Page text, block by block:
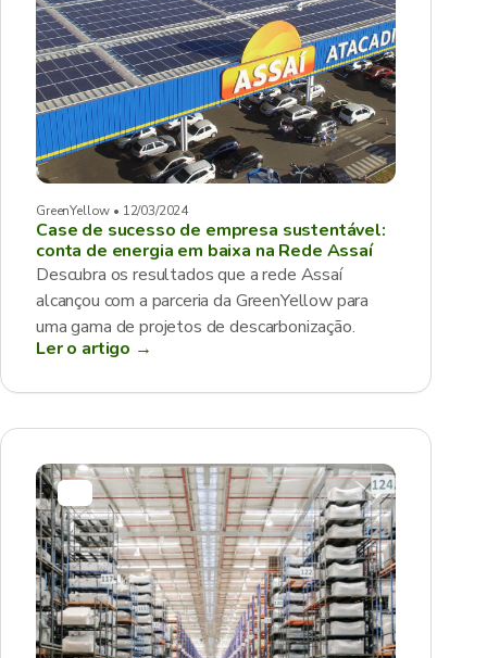
GreenYellow • 12/03/2024
Case de sucesso de empresa sustentável:
conta de energia em baixa na Rede Assaí
Descubra os resultados que a rede Assaí
alcançou com a parceria da GreenYellow para
uma gama de projetos de descarbonização.
Ler o artigo →